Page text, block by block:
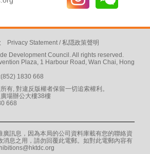
Privacy Statement /私隠政策聲明
Development Council. All rights reserved.
Plaza, 1 Harbour Road, Wan Chai, Hong
1830 668
有, 對違反版權者保留一切追索權利。
場辦公大樓38樓
668
廣訊息，因為本局的公司資料庫載有您的聯絡資
消息之用，請勿回覆此電郵。如對此電郵內容有